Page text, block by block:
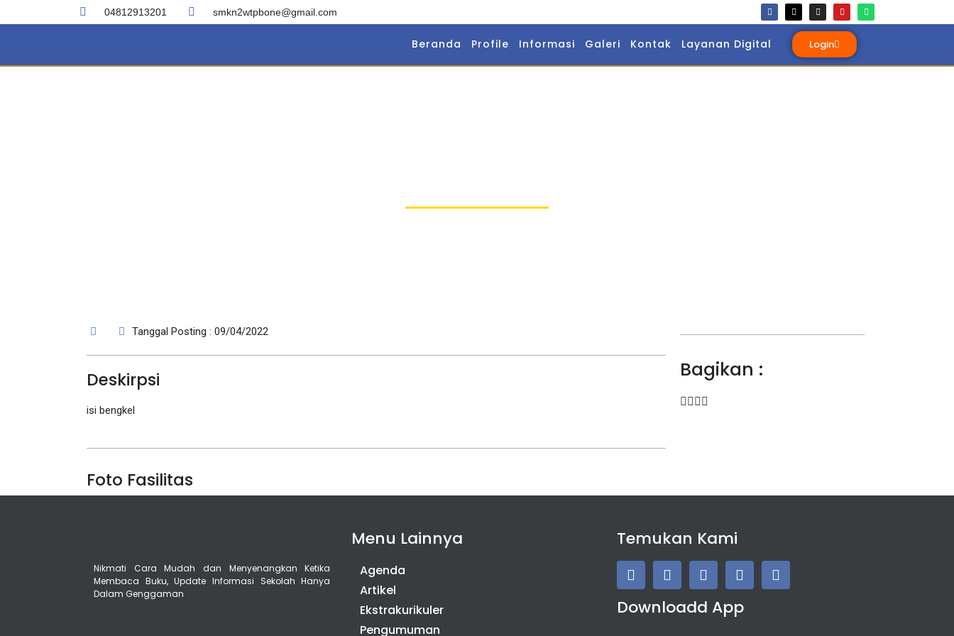
04812913201 smkn2wtpbone@gmail.com
Beranda Profile Informasi Galeri Kontak Layanan Digital Login
Tanggal Posting : 09/04/2022
Deskirpsi
isi bengkel
Foto Fasilitas
Bagikan :
Nikmati Cara Mudah dan Menyenangkan Ketika
Membaca Buku, Update Informasi Sekolah Hanya
Dalam Genggaman
Menu Lainnya
Agenda
Artikel
Ekstrakurikuler
Pengumuman
Temukan Kami
Downloadd App